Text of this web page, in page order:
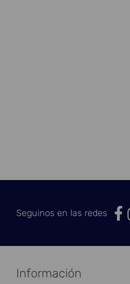
Seguinos en las redes
Información